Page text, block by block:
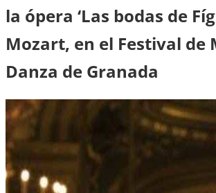
la ópera ‘Las bodas de
Mozart, en el Festival de
Danza de Granada